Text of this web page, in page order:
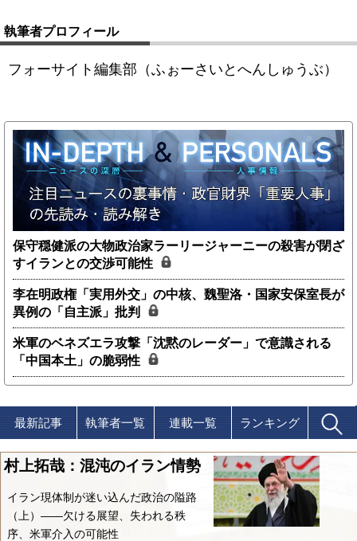
執筆者プロフィール
フォーサイト編集部（ふぉーさいとへんしゅうぶ）
保守穏健派の大物政治家ラーリージャーニーの殺害が閉ざ
すイランとの交渉可能性
李在明政権「実用外交」の中核、魏聖洛・国家安保室長が
異例の「自主派」批判
米軍のベネズエラ攻撃「沈黙のレーダー」で意識される
「中国本土」の脆弱性
最新記事 執筆者一覧 連載一覧 ランキング
村上拓哉：混沌のイラン情勢
イラン現体制が迷い込んだ政治の隘路
（上）――欠ける展望、失われる秩
序、米軍介入の可能性